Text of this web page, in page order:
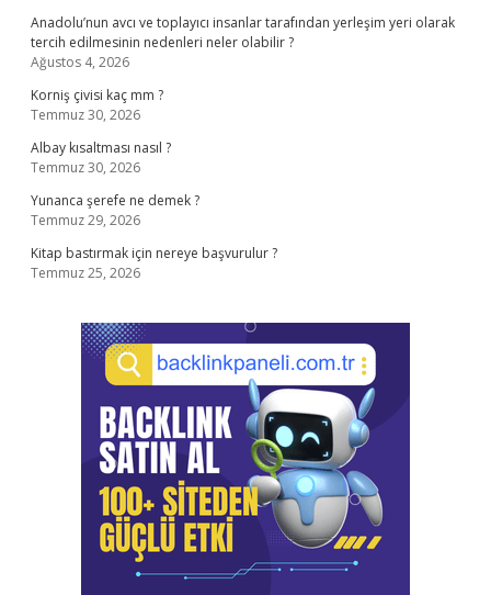
Anadolu’nun avcı ve toplayıcı insanlar tarafından yerleşim yeri olarak
tercih edilmesinin nedenleri neler olabilir ?
Ağustos 4, 2026
Korniş çivisi kaç mm ?
Temmuz 30, 2026
Albay kısaltması nasıl ?
Temmuz 30, 2026
Yunanca şerefe ne demek ?
Temmuz 29, 2026
Kitap bastırmak için nereye başvurulur ?
Temmuz 25, 2026